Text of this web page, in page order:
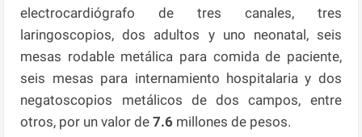
electrocardiógrafo de tres canales, tres
laringoscopios, dos adultos y uno neonatal, seis
mesas rodable metálica para comida de paciente,
seis mesas para internamiento hospitalaria y dos
negatoscopios metálicos de dos campos, entre
otros, por un valor de 7.6 millones de pesos.